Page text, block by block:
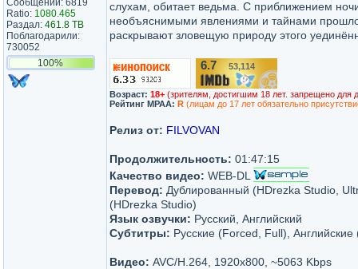
Сообщений: 6819
Ratio: 1080.465
Раздал: 461.8 TB
Поблагодарили:
730052
100%
слухам, обитает ведьма. С приближением
необъяснимыми явлениями и тайнами
раскрывают зловещую природу этого
6.7 53,114
Возраст: 18+ (зрителям, достигшим 18 лет. запрещено для
Рейтинг MPAA: R (лицам до 17 лет обязательно
Релиз от: FILVOVAN
Продолжительность: 01:47:15
Качество видео: WEB-DL
Перевод: Дублированный (HDrezka Studio,
(HDrezka Studio)
Язык озвучки: Русский, Английский
Субтитры: Русские (Forced, Full),
Видео: AVC/H.264, 1920x800, ~5063 Kbps